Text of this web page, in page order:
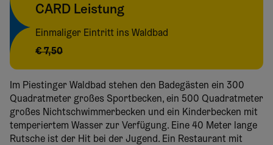
CARD Leistung
Einmaliger Eintritt ins Waldbad
€ 7,50
Im Piestinger Waldbad stehen den Badegästen ein 300
Quadratmeter großes Sportbecken, ein 500 Quadratmeter
großes Nichtschwimmerbecken und ein Kinderbecken mit
temperiertem Wasser zur Verfügung. Eine 40 Meter lange
Rutsche ist der Hit bei der Jugend. Ein Restaurant mit